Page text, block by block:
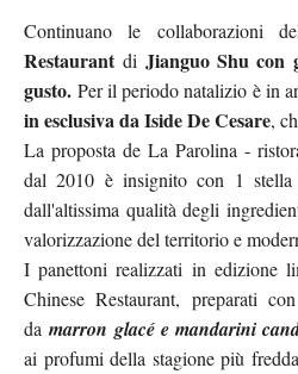
Continuano le collaborazioni
RestaurantdiJianguo Shu con
gusto.Per il periodo natalizio è in
in esclusiva da Iside De Cesare,
La proposta de La Parolina -
dal 2010 è insignito con 1 stella
dall'altissima qualità degli
valorizzazione del territorio e
I panettoni realizzati in edizione
Chinese Restaurant, preparati
da marron glacé e mandarini
ai profumi della stagione più